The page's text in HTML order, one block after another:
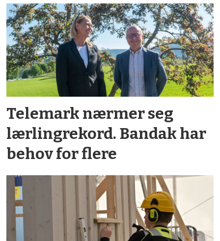
Telemark nærmer seg
lærlingrekord. Bandak har
behov for flere